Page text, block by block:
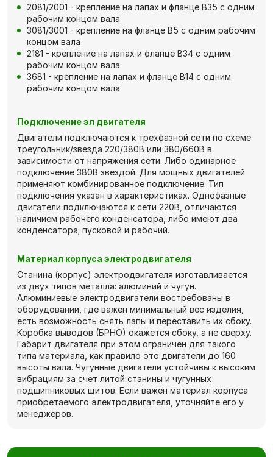
2081/2001 - крепление на лапах и фланце В35 с одним
рабочим концом вала
3081/3001 - крепление на фланце В5 с одним рабочим
концом вала
2181 - крепление на лапах и фланце В34 с одним
рабочим концом вала
3681 - крепление на лапах и фланце В14 с одним
рабочим концом вала
Подключение эл двигателя
Двигатели подключаются к трехфазной сети по схеме
треугольник/звезда 220/380В или 380/660В в
зависимости от напряжения сети. Либо одинарное
подключение 380В звездой. Для мощных двигателей
применяют комбинированное подключение. Тип
подключения указан в характеристиках. Однофазные
двигатели подключаются к сети 220В, отличаются
наличием рабочего конденсатора, либо имеют два
конденсатора; пусковой и рабочий.
Материал корпуса электродвигателя
Станина (корпус) электродвигателя изготавливается
из двух типов металла: алюминий и чугун.
Алюминиевые электродвигатели востребованы в
оборудовании, где важен минимальный вес изделия,
есть возможность снять лапы и переставить их сбоку.
Коробка выводов (БРНО) окажется сбоку, а не сверху.
Габарит двигателя при этом ограничен для такого
типа материала, как правило это двигатели до 160
высоты вала. Чугунные двигатели устойчивы к высоким
вибрациям за счет литой станины и чугунных
подшипниковых щитов. Если важен материал корпуса
приобретаемого электродвигателя, уточняйте его у
менеджеров.